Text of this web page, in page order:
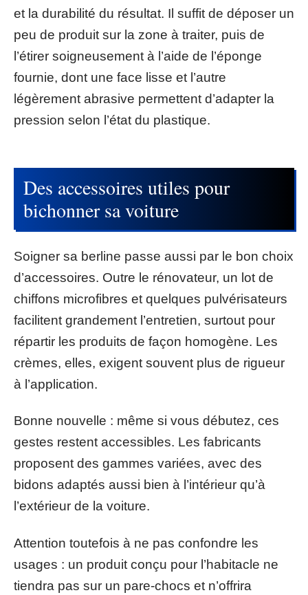
et la durabilité du résultat. Il suffit de déposer un
peu de produit sur la zone à traiter, puis de
l’étirer soigneusement à l’aide de l’éponge
fournie, dont une face lisse et l’autre
légèrement abrasive permettent d’adapter la
pression selon l’état du plastique.
Des accessoires utiles pour
bichonner sa voiture
Soigner sa berline passe aussi par le bon choix
d’accessoires. Outre le rénovateur, un lot de
chiffons microfibres et quelques pulvérisateurs
facilitent grandement l’entretien, surtout pour
répartir les produits de façon homogène. Les
crèmes, elles, exigent souvent plus de rigueur
à l’application.
Bonne nouvelle : même si vous débutez, ces
gestes restent accessibles. Les fabricants
proposent des gammes variées, avec des
bidons adaptés aussi bien à l’intérieur qu’à
l’extérieur de la voiture.
Attention toutefois à ne pas confondre les
usages : un produit conçu pour l’habitacle ne
tiendra pas sur un pare-chocs et n’offrira